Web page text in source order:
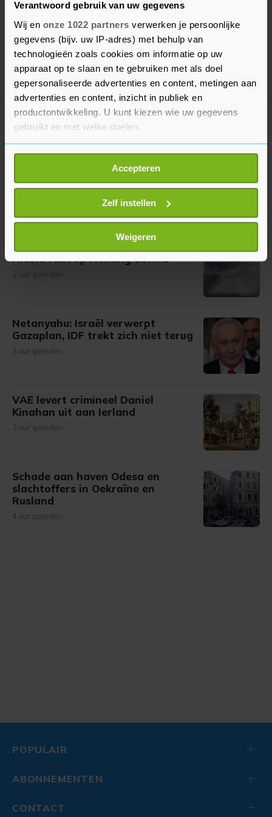
Verantwoord gebruik van uw gegevens
Wij en onze 1022 partners verwerken je persoonlijke
gegevens (bijv. uw IP-adres) met behulp van
technologieën zoals cookies om informatie op uw
apparaat op te slaan en te gebruiken met als doel
gepersonaliseerde advertenties en content, metingen aan
advertenties en content, inzicht in publiek en
productontwikkeling. U kunt kiezen wie uw gegevens
gebruikt en met welke doelen.
Als u het toestaat, willen we ook graag:
Informatie verzamelen over uw geografische
locatie, die tot een paar meter nauwkeurig kan zijn
Uw apparaat identificeren door het actief te
scannen op specifieke eigenschappen (fingerprinting)
Lees meer over hoe uw persoonlijke gegevens worden
verwerkt en stel uw voorkeuren in het
U kunt uw toestemming op elk moment wijzigen of
intrekken in de Cookieverklaring.
bezoek makkelijker en persoonlijker. Op
onze cookiepagina kun je ons cookiebeleid bekijken en je
gemaakte keuze altijd wijzigen of intrekken.
Accepteren
Zelf instellen
Weigeren
Meer uit Buitenland
Houthi's vallen Saudische troepen
en wapendepots in Jemen aan
Niebla rukt op richting Sevilla
2 uur geleden
Netanyahu: Israël verwerpt
Gazaplan, IDF trekt zich niet terug
3 uur geleden
VAE levert crimineel Daniel
Kinahan uit aan Ierland
3 uur geleden
Schade aan haven Odesa en
slachtoffers in Oekraïne en
Rusland
4 uur geleden
POPULAIR
ABONNEMENTEN
CONTACT